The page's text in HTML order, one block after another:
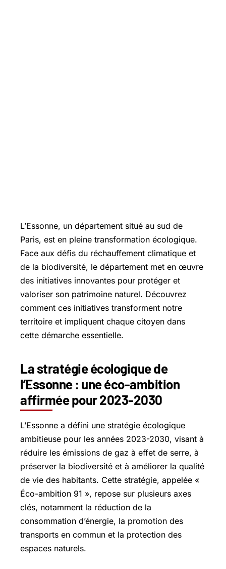
L’Essonne, un département situé au sud de
Paris, est en pleine transformation écologique.
Face aux défis du réchauffement climatique et
de la biodiversité, le département met en œuvre
des initiatives innovantes pour protéger et
valoriser son patrimoine naturel. Découvrez
comment ces initiatives transforment notre
territoire et impliquent chaque citoyen dans
cette démarche essentielle.
La stratégie écologique de
l’Essonne : une éco-ambition
affirmée pour 2023-2030
L’Essonne a défini une stratégie écologique
ambitieuse pour les années 2023-2030, visant à
réduire les émissions de gaz à effet de serre, à
préserver la biodiversité et à améliorer la qualité
de vie des habitants. Cette stratégie, appelée «
Éco-ambition 91 », repose sur plusieurs axes
clés, notamment la réduction de la
consommation d’énergie, la promotion des
transports en commun et la protection des
espaces naturels.